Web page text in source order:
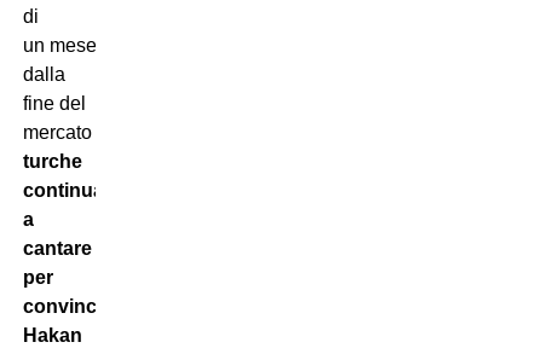
di
un mese
dalla
fine del
mercatosirene
turche
continuano
a
cantare
per
convincere
Hakan